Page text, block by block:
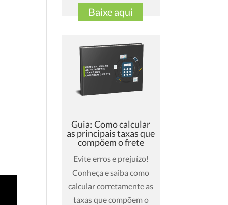
Baixe aqui
Guia: Como calcular
as principais taxas que
compõem o frete
Evite erros e prejuízo!
Conheça e saiba como
calcular corretamente as
taxas que compõem o